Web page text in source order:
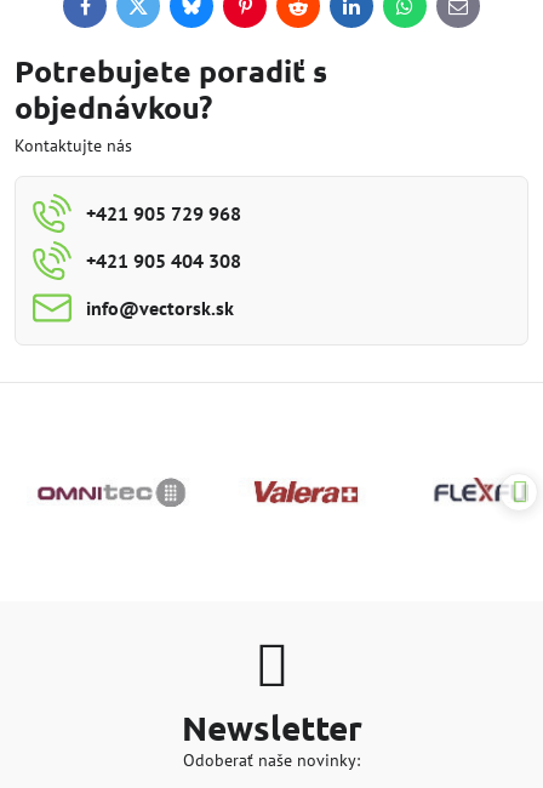
FacebookTwitterBlueskyPinterestReddit LinkedInWhatsApp
E-
mail
Potrebujete poradiť s
objednávkou?
Kontaktujte nás
+421 905 729 968
+421 905 404 308
info​@vectorsk​.sk
Newsletter
Odoberať naše novinky: